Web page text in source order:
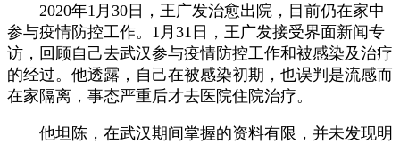
2020年1月30日，王广发治愈出院，目前仍在家中
参与疫情防控工作。1月31日，王广发接受界面新闻专
访，回顾自己去武汉参与疫情防控工作和被感染及治疗
的经过。他透露，自己在被感染初期，也误判是流感而
在家隔离，事态严重后才去医院住院治疗。
他坦陈，在武汉期间掌握的资料有限，并未发现明